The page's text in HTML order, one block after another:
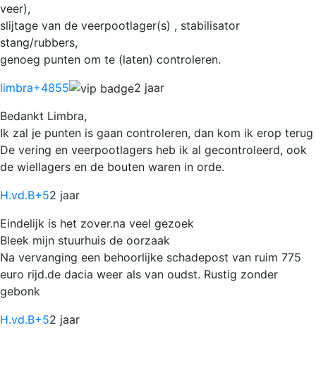
veer),
slijtage van de veerpootlager(s) , stabilisator
stang/rubbers,
genoeg punten om te (laten) controleren.
limbra+4855
2 jaar
Bedankt Limbra,
Ik zal je punten is gaan controleren, dan kom ik erop terug
De vering en veerpootlagers heb ik al gecontroleerd, ook
de wiellagers en de bouten waren in orde.
H.vd.B+52 jaar
Eindelijk is het zover.na veel gezoek
Bleek mijn stuurhuis de oorzaak
Na vervanging een behoorlijke schadepost van ruim 775
euro rijd.de dacia weer als van oudst. Rustig zonder
gebonk
H.vd.B+52 jaar